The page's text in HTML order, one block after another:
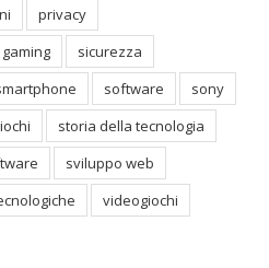
privacy
sicurezza
software
sony
storia della tecnologia
sviluppo web
videogiochi